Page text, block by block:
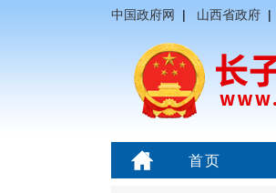
中国政府网 | 山西省政府 |
首页